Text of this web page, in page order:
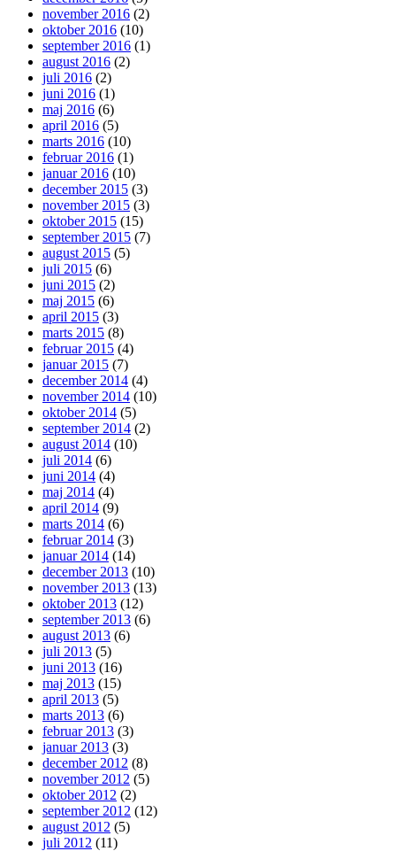
november 2016 (2)
oktober 2016 (10)
september 2016 (1)
august 2016 (2)
juli 2016 (2)
juni 2016 (1)
maj 2016 (6)
april 2016 (5)
marts 2016 (10)
februar 2016 (1)
januar 2016 (10)
december 2015 (3)
november 2015 (3)
oktober 2015 (15)
september 2015 (7)
august 2015 (5)
juli 2015 (6)
juni 2015 (2)
maj 2015 (6)
april 2015 (3)
marts 2015 (8)
februar 2015 (4)
januar 2015 (7)
december 2014 (4)
november 2014 (10)
oktober 2014 (5)
september 2014 (2)
august 2014 (10)
juli 2014 (6)
juni 2014 (4)
maj 2014 (4)
april 2014 (9)
marts 2014 (6)
februar 2014 (3)
januar 2014 (14)
december 2013 (10)
november 2013 (13)
oktober 2013 (12)
september 2013 (6)
august 2013 (6)
juli 2013 (5)
juni 2013 (16)
maj 2013 (15)
april 2013 (5)
marts 2013 (6)
februar 2013 (3)
januar 2013 (3)
december 2012 (8)
november 2012 (5)
oktober 2012 (2)
september 2012 (12)
august 2012 (5)
juli 2012 (11)